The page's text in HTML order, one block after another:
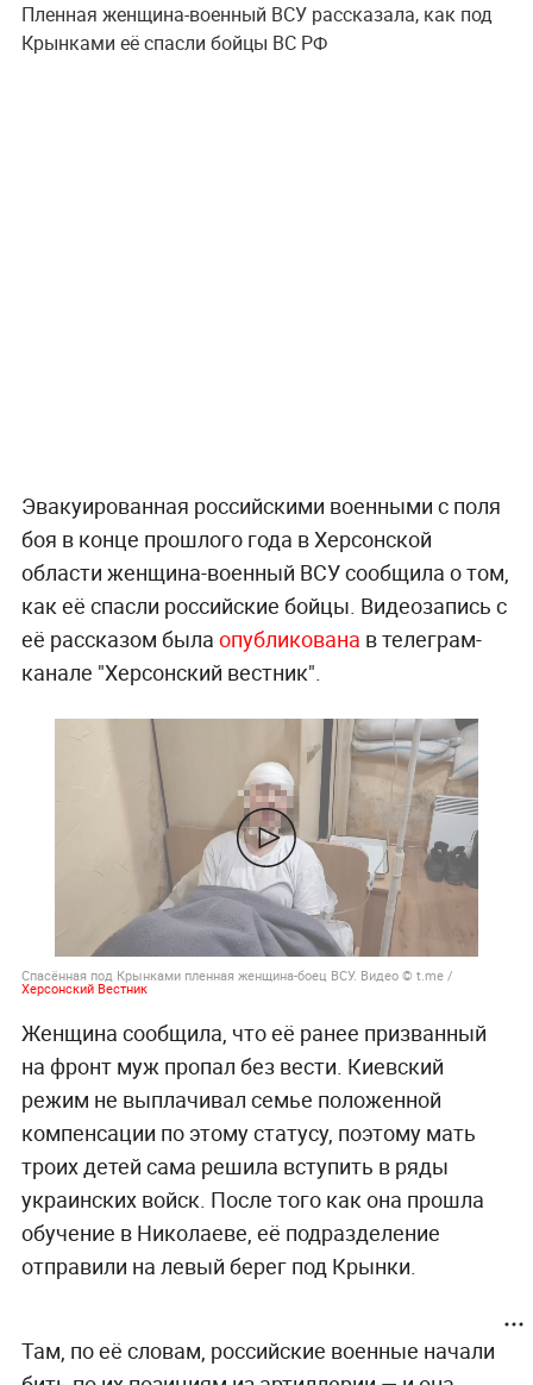
Пленная женщина-военный ВСУ рассказала, как под
Крынками её спасли бойцы ВС РФ
Эвакуированная российскими военными с поля
боя в конце прошлого года в Херсонской
области женщина-военный ВСУ сообщила о том,
как её спасли российские бойцы. Видеозапись с
её рассказом была опубликована в телеграм-
канале "Херсонский вестник".
Спасённая под Крынками пленная женщина-боец ВСУ. Видео © t.me /
Херсонский Вестник
Женщина сообщила, что её ранее призванный
на фронт муж пропал без вести. Киевский
режим не выплачивал семье положенной
компенсации по этому статусу, поэтому мать
троих детей сама решила вступить в ряды
украинских войск. После того как она прошла
обучение в Николаеве, её подразделение
отправили на левый берег под Крынки.
Там, по её словам, российские военные начали